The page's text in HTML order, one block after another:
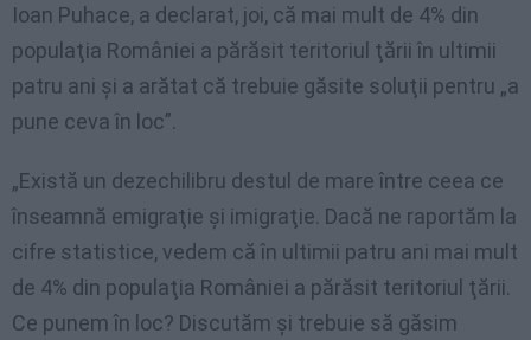
Ioan Puhace, a declarat, joi, că mai mult de 4% din
populaţia României a părăsit teritoriul ţării în ultimii
patru ani și a arătat că trebuie găsite soluţii pentru „a
pune ceva în loc”.
„Există un dezechilibru destul de mare între ceea ce
înseamnă emigraţie şi imigraţie. Dacă ne raportăm la
cifre statistice, vedem că în ultimii patru ani mai mult
de 4% din populaţia României a părăsit teritoriul ţării.
Ce punem în loc? Discutăm şi trebuie să găsim